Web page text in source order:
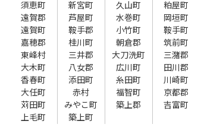
須恵町
新宮町 久山町
粕屋町
遠賀郡
芦屋町 水巻町
岡垣町
遠賀町
鞍手郡 小竹町
鞍手町
嘉穂郡
桂川町 朝倉郡
筑前町
東峰村
三井郡 大刀洗町
三潴郡
大木町
八女郡 広川町
田川郡
香春町
添田町 糸田町
川崎町
大任町
赤村 福智町
京都郡
苅田町
みやこ町 築上郡
吉富町
上毛町
築上町